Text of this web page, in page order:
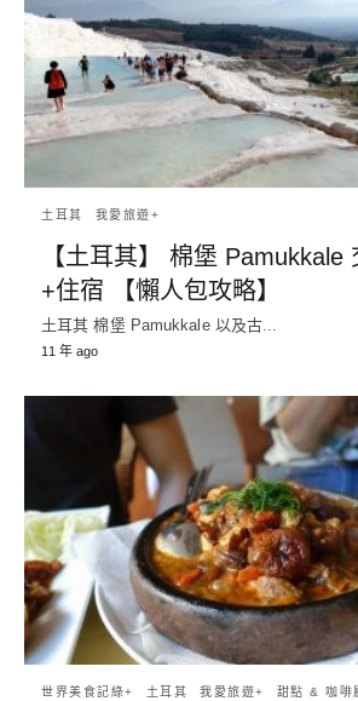
土耳其 我愛旅遊+
【土耳其】 棉堡 Pamukkale
+住宿 【懶人包攻略】
土耳其 棉堡 Pamukkale 以及古...
11 年 ago
世界美食記綠+ 土耳其 我愛旅遊+ 甜點 & 咖啡